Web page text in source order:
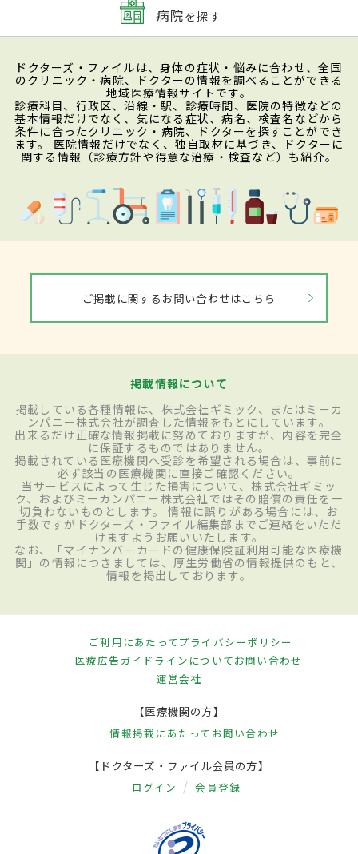
病院を探す
ドクターズ・ファイルは、身体の症状・悩みに合わせ、全国
のクリニック・病院、ドクターの情報を調べることができる
地域医療情報サイトです。
診療科目、行政区、沿線・駅、診療時間、医院の特徴などの
基本情報だけでなく、気になる症状、病名、検査名などから
条件に合ったクリニック・病院、ドクターを探すことができ
ます。 医院情報だけでなく、独自取材に基づき、ドクターに
関する情報（診療方針や得意な治療・検査など）も紹介。
ご掲載に関するお問い合わせはこちら
掲載情報について
掲載している各種情報は、株式会社ギミック、またはミーカ
ンパニー株式会社が調査した情報をもとにしています。
出来るだけ正確な情報掲載に努めておりますが、内容を完全
に保証するものではありません。
掲載されている医療機関へ受診を希望される場合は、事前に
必ず該当の医療機関に直接ご確認ください。
当サービスによって生じた損害について、株式会社ギミッ
ク、およびミーカンパニー株式会社ではその賠償の責任を一
切負わないものとします。 情報に誤りがある場合には、お
手数ですがドクターズ・ファイル編集部までご連絡をいただ
けますようお願いいたします。
なお、「マイナンバーカードの健康保険証利用可能な医療機
関」の情報につきましては、厚生労働省の情報提供のもと、
情報を掲出しております。
ご利用にあたってプライバシーポリシー
医療広告ガイドラインについてお問い合わせ
運営会社
【医療機関の方】
情報掲載にあたって お問い合わせ
【ドクターズ・ファイル会員の方】
ログイン 会員登録